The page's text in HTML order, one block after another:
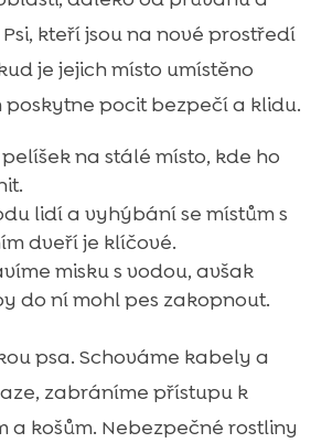
kteří jsou na nové prostředí
je jejich místo umístěno
poskytne pocit bezpečí a klidu.
na stálé místo, kde ho
lidí a vyhýbání se místům s
dveří je klíčové.
misku s vodou, avšak
do ní mohl pes zakopnout.
psa. Schováme kabely a
zabráníme přístupu k
a košům. Nebezpečné rostliny